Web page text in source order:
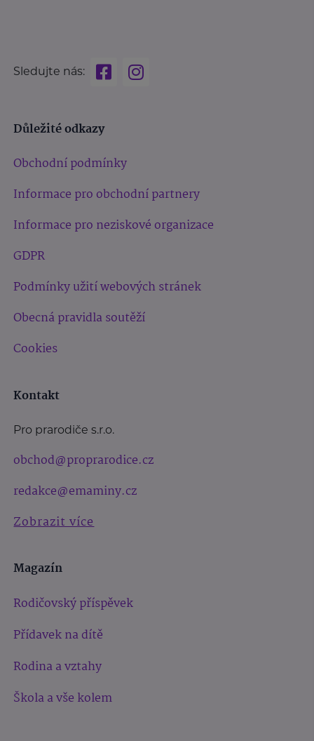
Sledujte nás:
Důležité odkazy
Obchodní podmínky
Informace pro obchodní partnery
Informace pro neziskové organizace
GDPR
Podmínky užití webových stránek
Obecná pravidla soutěží
Cookies
Kontakt
Pro prarodiče s.r.o.
obchod@proprarodice.cz
redakce@emaminy.cz
Zobrazit více
Magazín
Rodičovský příspěvek
Přídavek na dítě
Rodina a vztahy
Škola a vše kolem